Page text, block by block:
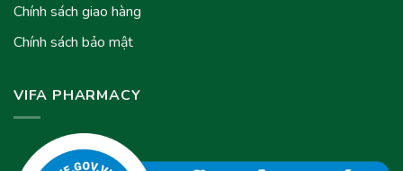
Chính sách giao hàng
Chính sách bảo mật
VIFA PHARMACY